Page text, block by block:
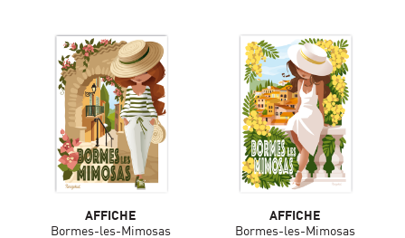
AFFICHE
Bormes-les-Mimosas
AFFICHE
Bormes-les-Mimosas